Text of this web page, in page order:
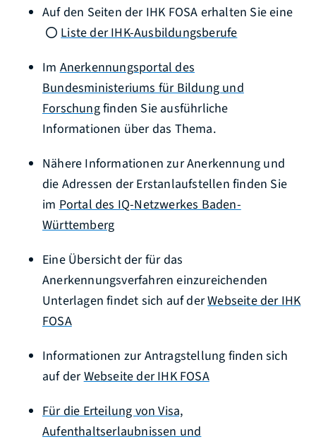
Auf den Seiten der IHK FOSA erhalten Sie eine
Liste der IHK-Ausbildungsberufe
Im Anerkennungsportal des
Bundesministeriums für Bildung und
Forschungfinden Sie ausführliche
Informationen über das Thema.
Nähere Informationen zur Anerkennung und
die Adressen der Erstanlaufstellen finden Sie
im Portal des IQ-Netzwerkes Baden-
Württemberg
Eine Übersicht der für das
Anerkennungsverfahren einzureichenden
Unterlagen findet sich auf derWebseite der IHK
FOSA
Informationen zur Antragstellung finden sich
auf derWebseite der IHK FOSA
Für die Erteilung von Visa,
Aufenthaltserlaubnissen und